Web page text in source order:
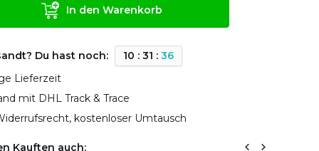
In den Warenkorb
Du hast noch: 10 :31 :35
Lieferzeit
mit DHL Track & Trace
kostenloser Umtausch
Kauften auch: